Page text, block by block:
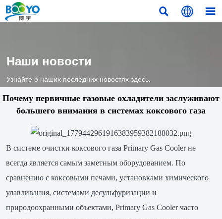
  
Наши новости
Узнайте о наших последних новостях здесь.
Почему первичные газовые охладители заслуживают
большего внимания в системах коксового газа
В системе очистки коксового газа Primary Gas Cooler не
всегда является самым заметным оборудованием. По
сравнению с коксовыми печами, установками химического
улавливания, системами десульфуризации и
природоохранными объектами, Primary Gas Cooler часто